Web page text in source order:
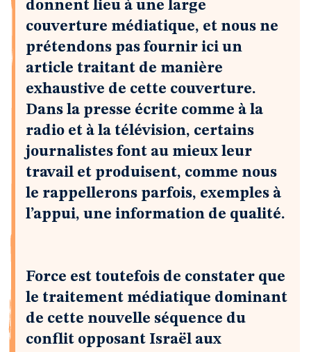
donnent lieu à une large
couverture médiatique, et nous ne
prétendons pas fournir ici un
article traitant de manière
exhaustive de cette couverture.
Dans la presse écrite comme à la
radio et à la télévision, certains
journalistes font au mieux leur
travail et produisent, comme nous
le rappellerons parfois, exemples à
l’appui, une information de qualité.
Force est toutefois de constater que
le traitement médiatique dominant
de cette nouvelle séquence du
conflit opposant Israël aux